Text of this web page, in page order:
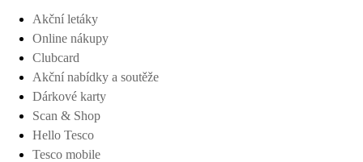
Akční letáky
Online nákupy
Clubcard
Akční nabídky a soutěže
Dárkové karty
Scan & Shop
Hello Tesco
Tesco mobile